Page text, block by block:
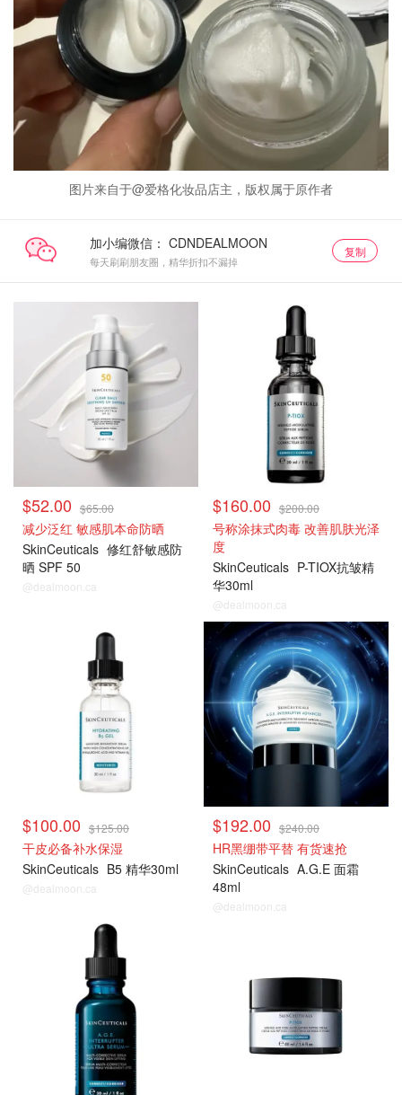
图片来自于@爱格化妆品店主，版权属于原作者
加小编微信：
每天刷刷朋友圈，精华折扣不漏掉
复制
$52.00 $65.00
减少泛红 敏感肌本命防晒
SkinCeuticals 修红舒敏感防
晒 SPF 50
@dealmoon.ca
$160.00 $200.00
号称涂抹式肉毒 改善肌肤光泽
度
SkinCeuticals P-TIOX抗皱精
华30ml
@dealmoon.ca
$100.00 $125.00
干皮必备补水保湿
SkinCeuticals B5 精华30ml
@dealmoon.ca
$192.00 $240.00
HR黑绷带平替 有货速抢
SkinCeuticals A.G.E 面霜
48ml
@dealmoon.ca